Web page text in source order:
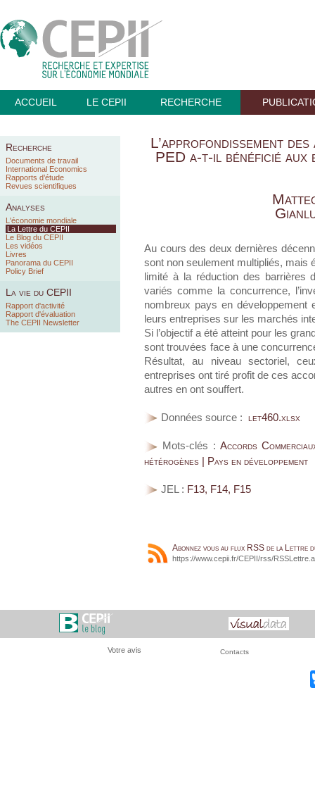
ACCUEIL LE CEPII RECHERCHE
Recherche
Documents de travail
International Economics
Rapports d’étude
Revues scientifiques
Analyses
L'économie mondiale
La Lettre du CEPII
Le Blog du CEPII
Les vidéos
Livres
Panorama du CEPII
Policy Brief
La vie du CEPII
Rapport d'activité
Rapport d'évaluation
The CEPII Newsletter
L’approfondissement
PED a-t-il bénéficié
Au cours des deux dernières
sont non seulement multipliés, mais
limité à la réduction des barrières
variés comme la concurrence,
nombreux pays en développement
leurs entreprises sur les marchés
Si l’objectif a été atteint pour les
sont trouvées face à une
Résultat, au niveau sectoriel,
entreprises ont tiré profit de ces
autres en ont souffert.
Données source : let460.xlsx
Mots-clés : Accords
hétérogènes | Pays en développement
JEL : F13, F14, F15
Abonnez vous au flux RSS de la Lettre
https://www.cepii.fr/CEPII/rss/
Votre avis Contacts